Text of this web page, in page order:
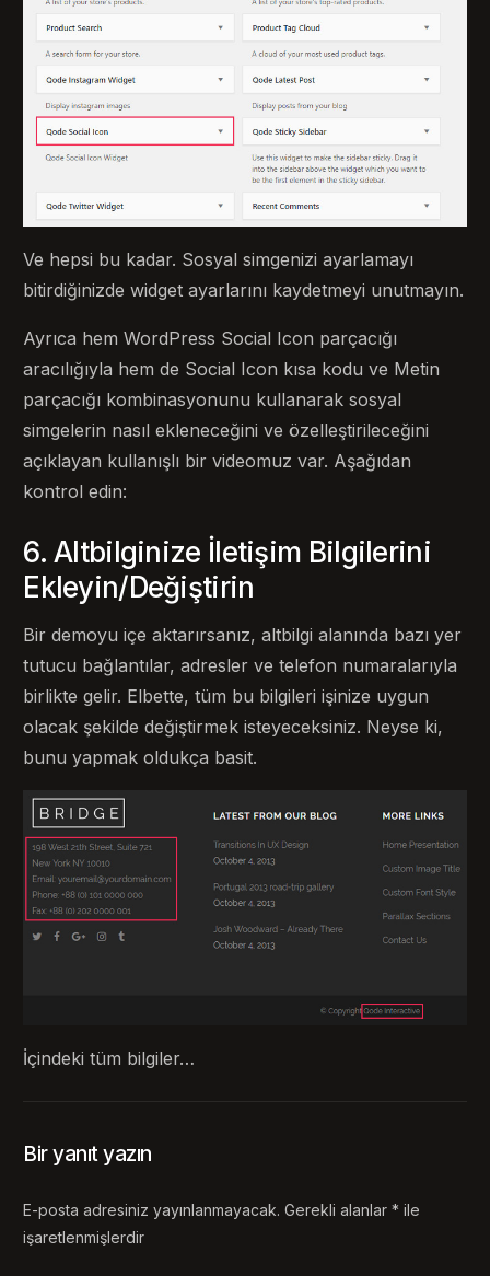
Ve hepsi bu kadar. Sosyal simgenizi ayarlamayı
bitirdiğinizde widget ayarlarını kaydetmeyi unutmayın.
Ayrıca hem WordPress Social Icon parçacığı
aracılığıyla hem de Social Icon kısa kodu ve Metin
parçacığı kombinasyonunu kullanarak sosyal
simgelerin nasıl ekleneceğini ve özelleştirileceğini
açıklayan kullanışlı bir videomuz var. Aşağıdan
kontrol edin:
6. Altbilginize İletişim Bilgilerini
Ekleyin/Değiştirin
Bir demoyu içe aktarırsanız, altbilgi alanında bazı yer
tutucu bağlantılar, adresler ve telefon numaralarıyla
birlikte gelir. Elbette, tüm bu bilgileri işinize uygun
olacak şekilde değiştirmek isteyeceksiniz. Neyse ki,
bunu yapmak oldukça basit.
İçindeki tüm bilgiler…
Bir yanıt yazın
E-posta adresiniz yayınlanmayacak. Gerekli alanlar* ile
işaretlenmişlerdir